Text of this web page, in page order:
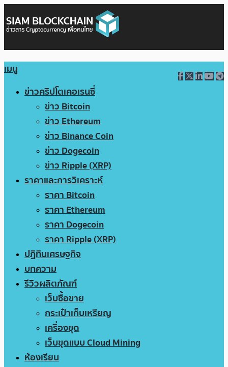
เมนู
ข่าวคริปโตเคอเรนซี่
ข่าว Bitcoin
ข่าว Ethereum
ข่าว Binance Coin
ข่าว Dogecoin
ข่าว Ripple (XRP)
ราคาและการวิเคราะห์
ราคา Bitcoin
ราคา Ethereum
ราคา Dogecoin
ราคา Ripple (XRP)
ปฏิทินเศรษฐกิจ
บทความ
รีวิวผลิตภัณฑ์
เว็บซื้อขาย
กระเป๋าเก็บเหรียญ
เครื่องขุด
เว็บขุดแบบ Cloud Mining
ห้องเรียน